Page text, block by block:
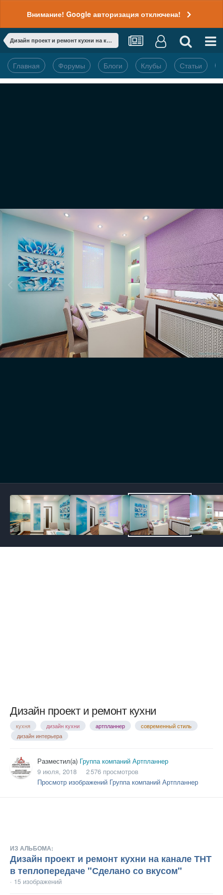
Внимание! Google авторизация отключена!
Дизайн проект и ремонт кухни на канале ТНТ в теплопередаче "Сделано со вкусом"
Главная Форумы Блоги Клубы Статьи
Дизайн проект и ремонт кухни
кухня дизайн кухни артпланнер
современный стиль
дизайн интерьера
Разместил(а) Группа компаний Артпланнер
9 июля, 2018
2 576 просмотров
Просмотр изображений Группа компаний Артпланнер
ИЗ АЛЬБОМА:
Дизайн проект и ремонт кухни на канале ТНТ
в теплопередаче "Сделано со вкусом"
· 15 изображений